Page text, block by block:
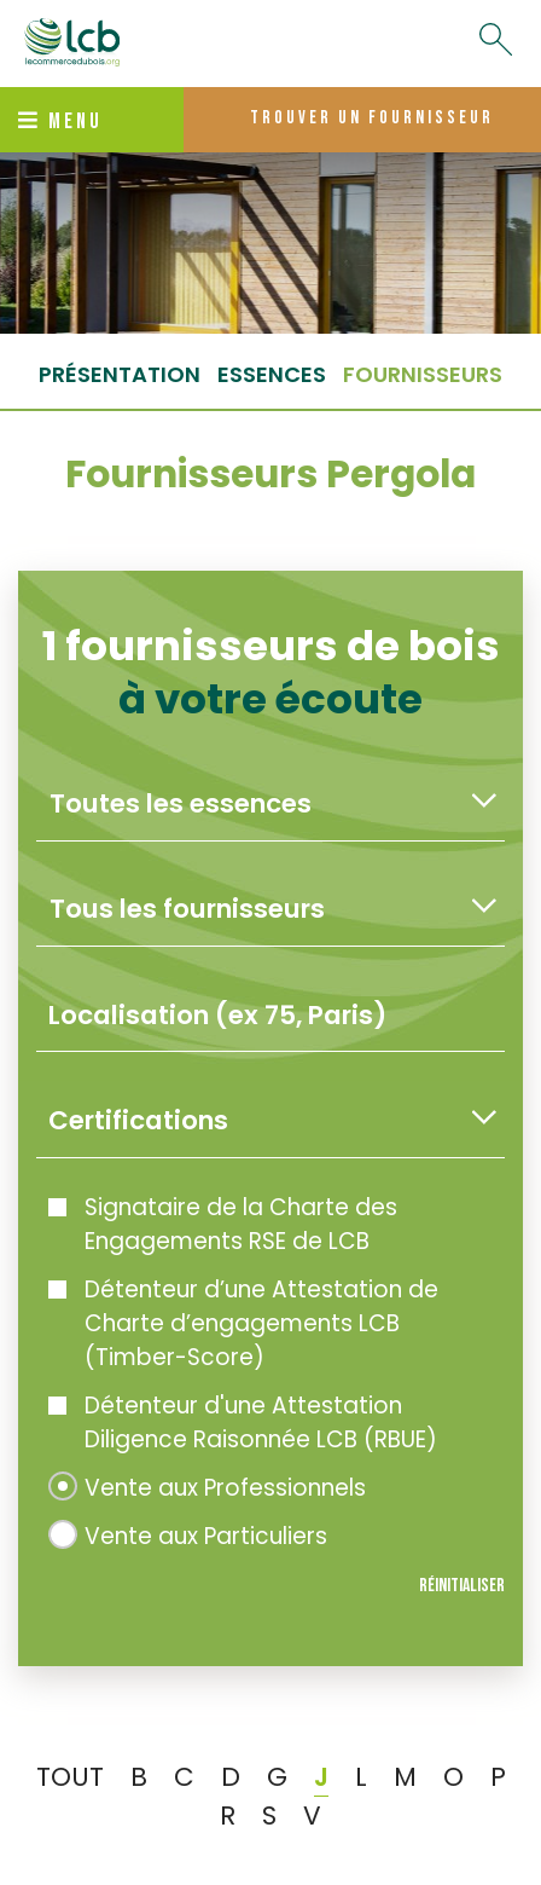
MENU trouver un fournisseur
PRÉSENTATION ESSENCES FOURNISSEURS
Fournisseurs Pergola
1fournisseurs de bois
à votre écoute
Certifications
Signataire de la Charte des
Engagements RSE de LCB
Détenteur d’une Attestation de
Charte d’engagements LCB
(Timber-Score)
Détenteur d'une Attestation
Diligence Raisonnée LCB (RBUE)
Vente aux Professionnels
Vente aux Particuliers
Réinitialiser
TOUT B C D G J L M O
P
R
S V